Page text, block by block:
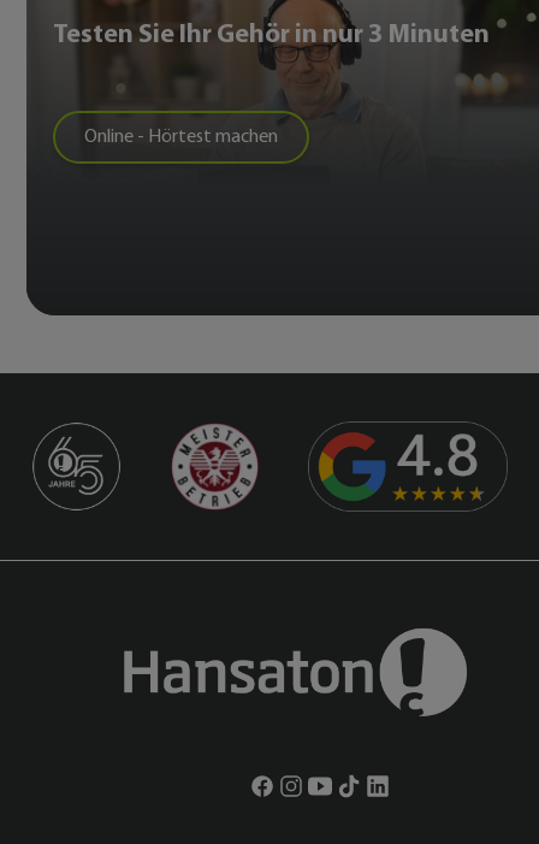
Testen Sie Ihr Gehör in nur 3 Minuten
Online - Hörtest machen